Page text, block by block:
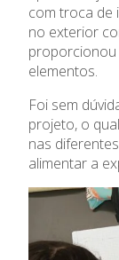
com troca de
no exterior
proporcionou
elementos.
Foi sem
projeto, o
nas
alimentar a